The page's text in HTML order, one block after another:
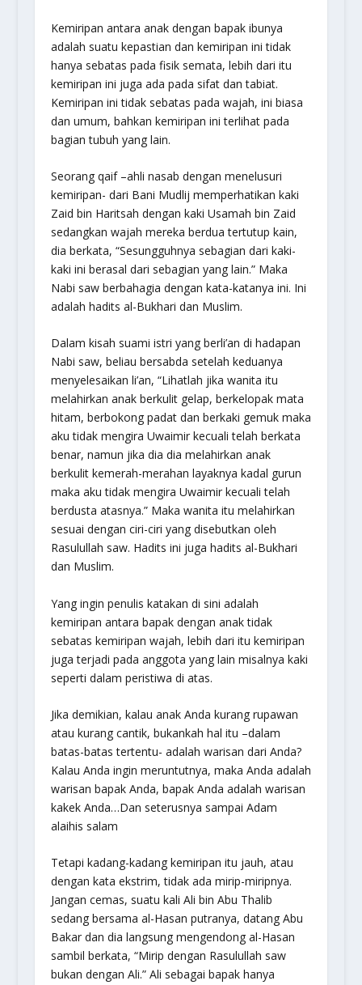
Kemiripan antara anak dengan bapak ibunya
adalah suatu kepastian dan kemiripan ini tidak
hanya sebatas pada fisik semata, lebih dari itu
kemiripan ini juga ada pada sifat dan tabiat.
Kemiripan ini tidak sebatas pada wajah, ini biasa
dan umum, bahkan kemiripan ini terlihat pada
bagian tubuh yang lain.
Seorang qaif–ahli nasab dengan menelusuri
kemiripan- dari Bani Mudlij memperhatikan kaki
Zaid bin Haritsah dengan kaki Usamah bin Zaid
sedangkan wajah mereka berdua tertutup kain,
dia berkata, “Sesungguhnya sebagian dari kaki-
kaki ini berasal dari sebagian yang lain.” Maka
Nabi saw berbahagia dengan kata-katanya ini. Ini
adalah hadits al-Bukhari dan Muslim.
Dalam kisah suami istri yang berli’an di hadapan
Nabi saw, beliau bersabda setelah keduanya
menyelesaikan li’an, “Lihatlah jika wanita itu
melahirkan anak berkulit gelap, berkelopak mata
hitam, berbokong padat dan berkaki gemuk maka
aku tidak mengira Uwaimir kecuali telah berkata
benar, namun jika dia dia melahirkan anak
berkulit kemerah-merahan layaknya kadal gurun
maka aku tidak mengira Uwaimir kecuali telah
berdusta atasnya.” Maka wanita itu melahirkan
sesuai dengan ciri-ciri yang disebutkan oleh
Rasulullah saw. Hadits ini juga hadits al-Bukhari
dan Muslim.
Yang ingin penulis katakan di sini adalah
kemiripan antara bapak dengan anak tidak
sebatas kemiripan wajah, lebih dari itu kemiripan
juga terjadi pada anggota yang lain misalnya kaki
seperti dalam peristiwa di atas.
Jika demikian, kalau anak Anda kurang rupawan
atau kurang cantik, bukankah hal itu –dalam
batas-batas tertentu- adalah warisan dari Anda?
Kalau Anda ingin meruntutnya, maka Anda adalah
warisan bapak Anda, bapak Anda adalah warisan
kakek Anda…Dan seterusnya sampai Adam
alaihis salam
Tetapi kadang-kadang kemiripan itu jauh, atau
dengan kata ekstrim, tidak ada mirip-miripnya.
Jangan cemas, suatu kali Ali bin Abu Thalib
sedang bersama al-Hasan putranya, datang Abu
Bakar dan dia langsung mengendong al-Hasan
sambil berkata, “Mirip dengan Rasulullah saw
bukan dengan Ali.” Ali sebagai bapak hanya